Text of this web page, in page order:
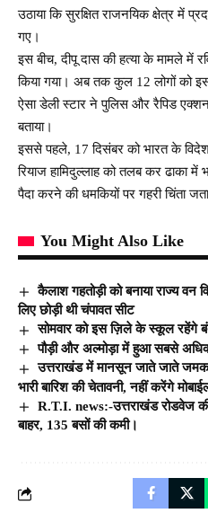
उठाया कि सुरक्षित राजनयिक क्षेत्र में
गए।
इस बीच, दीपू दास की हत्या के मामले में
किया गया। अब तक कुल 12 लोगों को
ऐसा डेली स्टार ने पुलिस और रैपिड
बताया।
इससे पहले, 17 दिसंबर को भारत के
रियाज हामिदुल्लाह को तलब कर ढाका
पैदा करने की धमकियों पर गहरी चिंता
You Might Also Like
कैलाश गहतोड़ी को बनाया राज्य वन
लिए छोड़ी थी चंपावत सीट
सोमवार को इस ज़िले के स्कूल
पौड़ी और अल्मोड़ा में हुआ सबसे
उत्तराखंड में मानसून जाते जाते
भारी बारिश की चेतावनी, नहीं करेंगे
R.T.I. news:-उत्तराखंड रोडवेज
बाहर, 135 बसों की कमी।